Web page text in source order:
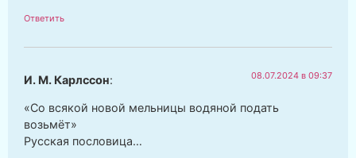
Ответить
И. М. Карлссон: 08.07.2024 в 09:37
«Со всякой новой мельницы водяной подать
возьмёт»
Русская пословица…